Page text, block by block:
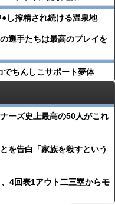
●︎し搾精され続ける温泉地
選手たちは最高のプレイを
ちんしこサポート夢体
ーズ史上最高の50人がこれ
を告白「家族を殺すという
4回表1アウト二三塁からモ